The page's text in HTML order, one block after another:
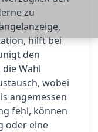
zu
hilft bei
den
Wahl
wobei
angemessen
fehl, können
oder eine